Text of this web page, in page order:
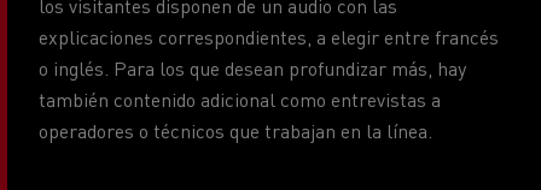
o inglés. Para los que desean profundizar más, hay
también contenido adicional como entrevistas a
operadores o técnicos que trabajan en la línea.